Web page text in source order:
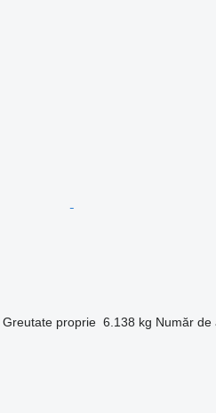
Greutate proprie 6.138 kg Număr de